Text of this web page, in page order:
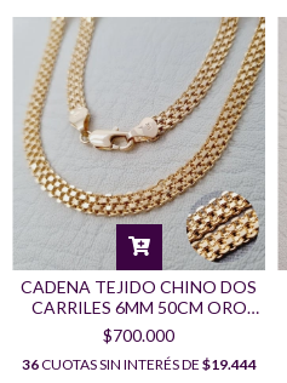
CADENA TEJIDO CHINO DOS
CARRILES 6MM 50CM ORO
LAMINADO 18K
$700.000
36CUOTAS SIN INTERÉS DE $19.444